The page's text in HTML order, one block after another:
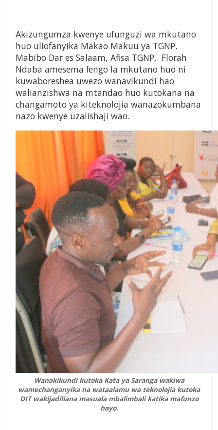
Akizungumza kwenye ufunguzi wa mkutano
huo uliofanyika Makao Makuu ya TGNP,
Mabibo Dar es Salaam, Afisa TGNP, Florah
Ndaba amesema lengo la mkutano huo ni
kuwaboreshea uwezo wanavikundi hao
walianzishwa na mtandao huo kutokana na
changamoto ya kiteknolojia wanazokumbana
nazo kwenye uzalishaji wao.
Wanakikundi kutoka Kata ya Saranga wakiwa
wamechanganyika na wataalamu wa teknolojia kutoka
DIT wakijadiliana masuala mbalimbali katika mafunzo
hayo.